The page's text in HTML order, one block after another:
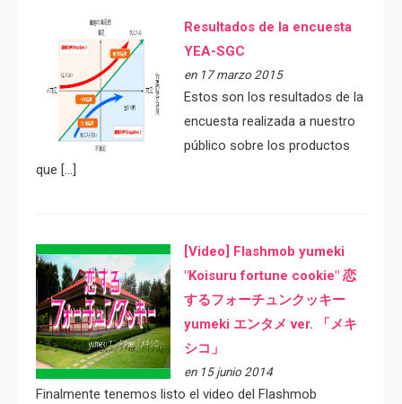
Resultados de la encuesta
YEA-SGC
en 17 marzo 2015
Estos son los resultados de la
encuesta realizada a nuestro
público sobre los productos
que […]
[Video] Flashmob yumeki
"Koisuru fortune cookie" 恋
するフォーチュンクッキー
yumeki エンタメ ver. 「メキ
シコ」
en 15 junio 2014
Finalmente tenemos listo el video del Flashmob